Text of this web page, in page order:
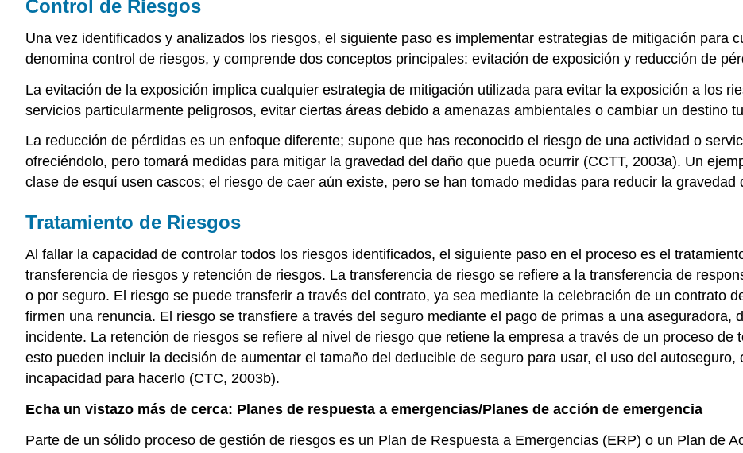
Control de Riesgos
Una vez identificados y analizados los riesgos, el siguiente paso es implementar estrategias de mitigación para
denomina control de riesgos, y comprende dos conceptos principales: evitación de exposición y reducción de
La evitación de la exposición implica cualquier estrategia de mitigación utilizada para evitar la exposición a los
servicios particularmente peligrosos, evitar ciertas áreas debido a amenazas ambientales o cambiar un destino
La reducción de pérdidas es un enfoque diferente; supone que has reconocido el riesgo de una actividad o
ofreciéndolo, pero tomará medidas para mitigar la gravedad del daño que pueda ocurrir (CCTT, 2003a). Un
clase de esquí usen cascos; el riesgo de caer aún existe, pero se han tomado medidas para reducir la gravedad
Tratamiento de Riesgos
Al fallar la capacidad de controlar todos los riesgos identificados, el siguiente paso en el proceso es el
transferencia de riesgos y retención de riesgos. La transferencia de riesgo se refiere a la transferencia de
o por seguro. El riesgo se puede transferir a través del contrato, ya sea mediante la celebración de un contrato
firmen una renuncia. El riesgo se transfiere a través del seguro mediante el pago de primas a una aseguradora,
incidente. La retención de riesgos se refiere al nivel de riesgo que retiene la empresa a través de un proceso
esto pueden incluir la decisión de aumentar el tamaño del deducible de seguro para usar, el uso del
incapacidad para hacerlo (CTC, 2003b).
Echa un vistazo más de cerca: Planes de respuesta a emergencias/Planes de acción de emergencia
Parte de un sólido proceso de gestión de riesgos es un Plan de Respuesta a Emergencias (ERP) o un Plan de